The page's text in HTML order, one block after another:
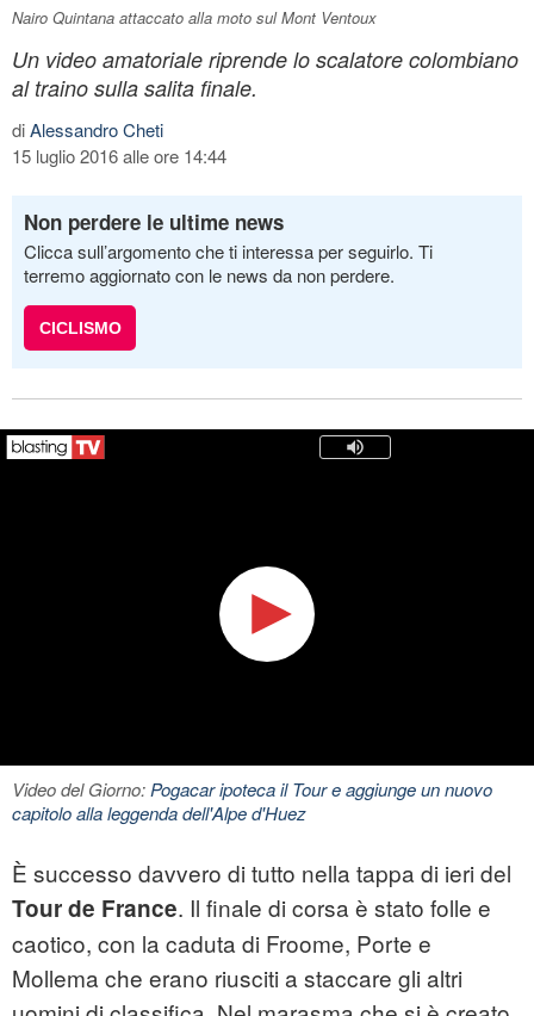
Nairo Quintana attaccato alla moto sul Mont Ventoux
Un video amatoriale riprende lo scalatore colombiano
al traino sulla salita finale.
diAlessandro Cheti
15 luglio 2016 alle ore 14:44
Non perdere le ultime news
Clicca sull’argomento che ti interessa per seguirlo. Ti
terremo aggiornato con le news da non perdere.
CICLISMO
Video del Giorno:Pogacar ipoteca il Tour e aggiunge un nuovo
capitolo alla leggenda dell'Alpe d'Huez
È successo davvero di tutto nella tappa di ieri del
Tour de France. Il finale di corsa è stato folle e
caotico, con la caduta di Froome, Porte e
Mollema che erano riusciti a staccare gli altri